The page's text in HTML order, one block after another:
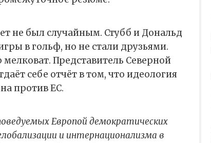
не был случайным. Стубб и Дональд
в гольф, но не стали друзьями.
Представитель Северной
себе отчёт в том, что идеология
против ЕС.
Европой демократических
и интернационализма в